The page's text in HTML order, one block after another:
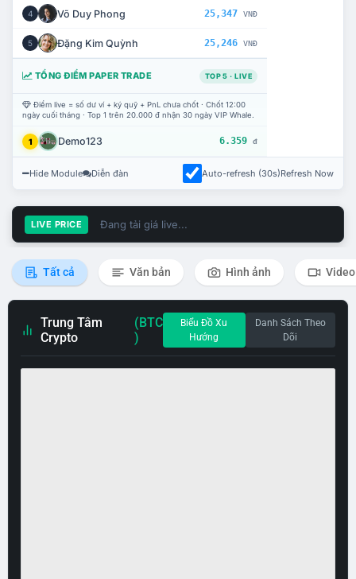
4 Võ Duy Phong 25,347 VNĐ
5 Đặng Kim Quỳnh 25,246 VNĐ
TỔNG ĐIỂM PAPER TRADE TOP 5 · LIVE
Điểm live = số dư ví + ký quỹ + PnL chưa chốt · Chốt 12:00
ngày cuối tháng · Top 1 trên 20.000 đ nhận 30 ngày VIP Whale.
1 Demo123 6.359 đ
Hide Module Diễn đàn Auto-refresh (30s)Refresh Now
LIVE PRICE Đang tải giá live...
Tất cả Văn bản Hình ảnh Video
Trung Tâm
Crypto
(BTC
)
Biểu Đồ Xu
Hướng
Danh Sách Theo
Dõi